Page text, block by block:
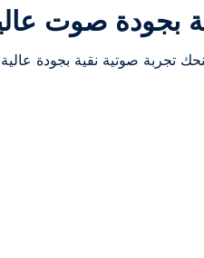
بجودة صوت
تجربة صوتية نقية بجودة